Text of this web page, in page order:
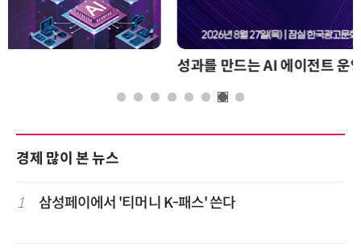
성과를 만드는 AI 에이전트 운영 전략 및 사례
경제 많이 본 뉴스
1 삼성페이에서 '티머니 K-패스' 쓴다